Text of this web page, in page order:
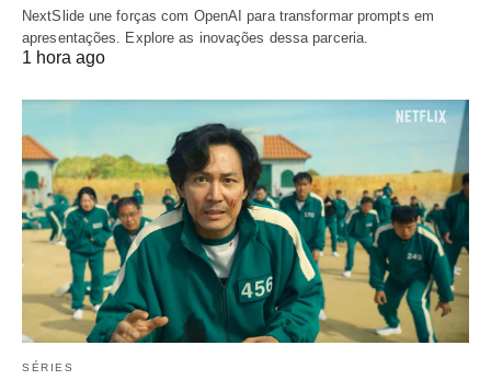
NextSlide une forças com OpenAI para transformar prompts em
apresentações. Explore as inovações dessa parceria.
1 hora ago
SÉRIES